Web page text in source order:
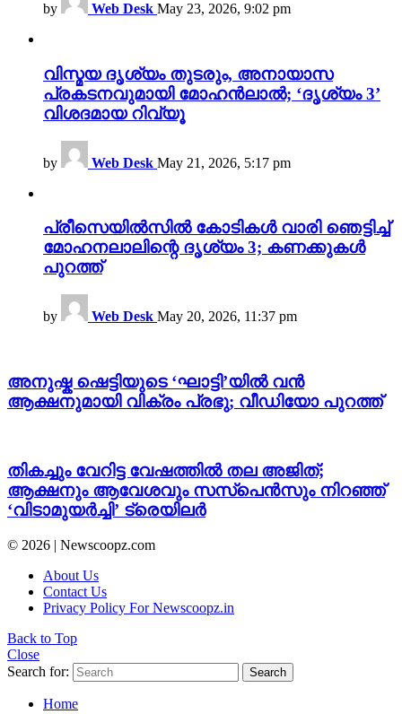
by Web Desk May 23, 2026, 9:02 pm
വിസ്മയ ദൃശ്യം തുടരും, അനായാസ
പ്രകടനവുമായി മോഹൻലാൽ; ‘ദൃശ്യം 3’
വിശദമായ റിവ്യൂ
by Web Desk May 21, 2026, 5:17 pm
പ്രീസെയിൽസിൽ കോടികൾ വാരി ഞെട്ടിച്ച്
മോഹനലാലിന്റെ ദൃശ്യം 3; കണക്കുകൾ
പുറത്ത്
by Web Desk May 20, 2026, 11:37 pm
അനുഷ്ക ഷെട്ടിയുടെ ‘ഘാട്ടി’യിൽ വൻ
ആക്ഷനുമായി വിക്രം പ്രഭു; വീഡിയോ പുറത്ത്
തികച്ചും വേറിട്ട വേഷത്തിൽ തല അജിത്;
ആക്ഷനും ആവേശവും സസ്പെൻസും നിറഞ്ഞ്
‘വിടാമുയർച്ചി’ ട്രെയിലർ
© 2026 | Newscoopz.com
About Us
Contact Us
Privacy Policy For Newscoopz.in
Back to Top
Close
Search for:
Search
Home